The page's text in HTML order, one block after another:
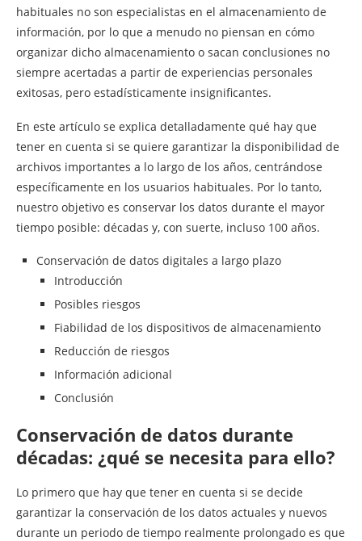
habituales no son especialistas en el almacenamiento de
información, por lo que a menudo no piensan en cómo
organizar dicho almacenamiento o sacan conclusiones no
siempre acertadas a partir de experiencias personales
exitosas, pero estadísticamente insignificantes.
En este artículo se explica detalladamente qué hay que
tener en cuenta si se quiere garantizar la disponibilidad de
archivos importantes a lo largo de los años, centrándose
específicamente en los usuarios habituales. Por lo tanto,
nuestro objetivo es conservar los datos durante el mayor
tiempo posible: décadas y, con suerte, incluso 100 años.
Conservación de datos digitales a largo plazo
Introducción
Posibles riesgos
Fiabilidad de los dispositivos de almacenamiento
Reducción de riesgos
Información adicional
Conclusión
Conservación de datos durante
décadas: ¿qué se necesita para ello?
Lo primero que hay que tener en cuenta si se decide
garantizar la conservación de los datos actuales y nuevos
durante un periodo de tiempo realmente prolongado es que